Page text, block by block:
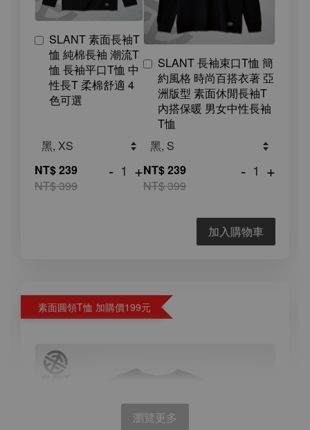
SLANT 素面長袖T
恤 純棉長袖 潮流T
恤 長袖平口T恤 中
性長T 柔棉舒適 4
色可選
NT$ 239
NT$ 399
- +
SLANT 長袖束口T恤 簡
約風格 時尚百搭衣著 亞
洲版型 素面休閒長袖T
內搭保暖 男女中性長袖
T恤
NT$ 239
NT$ 399
- +
加入購物車
素面圓領T恤 加購價199元
瀏覽更多